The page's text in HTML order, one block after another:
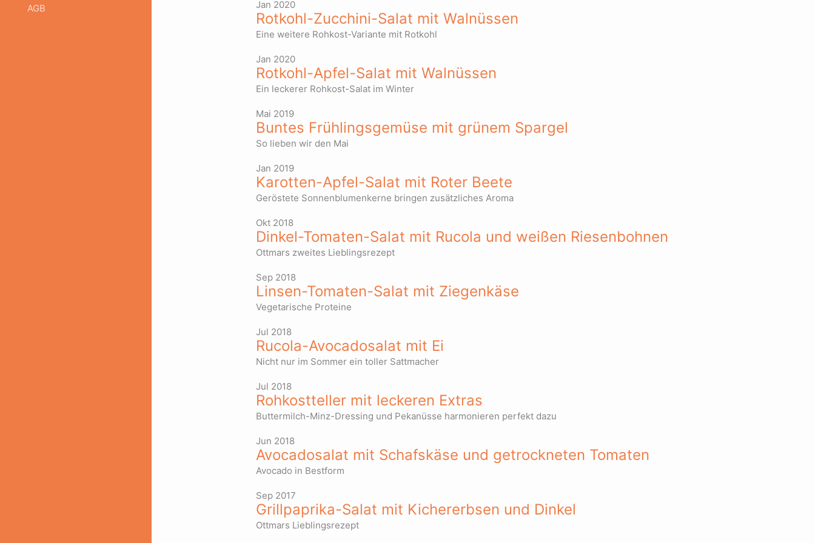
Jan 2020
Rotkohl-Zucchini-Salat mit Walnüssen
Eine weitere Rohkost-Variante mit Rotkohl
Jan 2020
Rotkohl-Apfel-Salat mit Walnüssen
Ein leckerer Rohkost-Salat im Winter
Mai 2019
Buntes Frühlingsgemüse mit grünem Spargel
So lieben wir den Mai
Jan 2019
Karotten-Apfel-Salat mit Roter Beete
Geröstete Sonnenblumenkerne bringen zusätzliches Aroma
Okt 2018
Dinkel-Tomaten-Salat mit Rucola und weißen Riesenbohnen
Ottmars zweites Lieblingsrezept
Sep 2018
Linsen-Tomaten-Salat mit Ziegenkäse
Vegetarische Proteine
Jul 2018
Rucola-Avocadosalat mit Ei
Nicht nur im Sommer ein toller Sattmacher
Jul 2018
Rohkostteller mit leckeren Extras
Buttermilch-Minz-Dressing und Pekanüsse harmonieren perfekt dazu
Jun 2018
Avocadosalat mit Schafskäse und getrockneten Tomaten
Avocado in Bestform
Sep 2017
Grillpaprika-Salat mit Kichererbsen und Dinkel
Ottmars Lieblingsrezept
AGB